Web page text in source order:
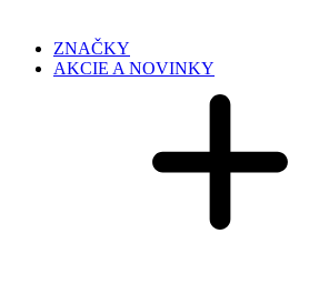
ZNAČKY
AKCIE A NOVINKY